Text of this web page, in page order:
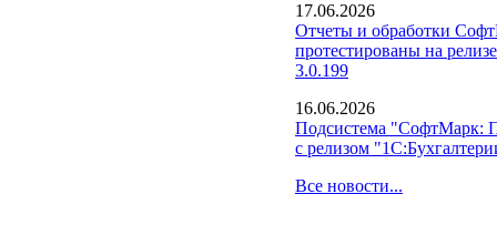
17.06.2026
Отчеты и обработки
протестированы на
3.0.199
16.06.2026
Подсистема "СофтМарк:
с релизом
Все новости...